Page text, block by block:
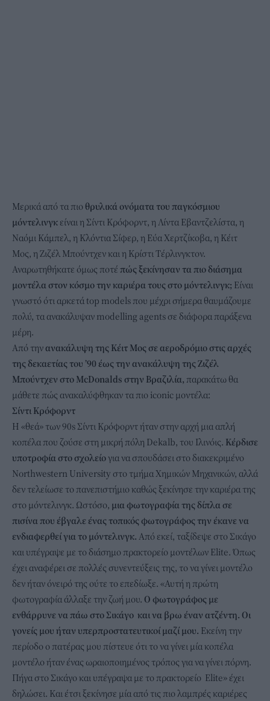
Μερικά από τα πιο θρυλικά ονόματα του παγκόσμιου
μόντελινγκ είναι η Σίντι Κρόφορντ, η Λίντα Εβαντζελίστα, η
Ναόμι Κάμπελ, η Κλόντια Σίφερ, η Εύα Χερτζίκοβα, η Κέιτ
Μος, η Ζιζέλ Μπούντχεν και η Κρίστι Τέρλινγκτον.
Αναρωτηθήκατε όμως ποτέ πώς ξεκίνησαν τα πιο διάσημα
μοντέλα στον κόσμο την καριέρα τους στο μόντελινγκ; Είναι
γνωστό ότι αρκετά top models που μέχρι σήμερα θαυμάζουμε
πολύ, τα ανακάλυψαν modelling agents σε διάφορα παράξενα
μέρη.
Από τηνανακάλυψη της Κέιτ Μος σε αεροδρόμιο στις αρχές
της δεκαετίας του ’90 έως την ανακάλυψη της Ζιζέλ
Μπούντχεν στο McDonalds στην Βραζιλία, παρακάτω θα
μάθετε πώς ανακαλύφθηκαν τα πιο iconic μοντέλα:
Σίντι Κρόφορντ
Η «θεά» των 90s Σίντι Κρόφορντ ήταν στην αρχή μια απλή
κοπέλα που ζούσε στη μικρή πόλη Dekalb, του Ιλινόις. Κέρδισε
υποτροφία στο σχολείογια να σπουδάσει στο διακεκριμένο
Northwestern University στο τμήμα Χημικών Μηχανικών, αλλά
δεν τελείωσε το πανεπιστήμιο καθώς ξεκίνησε την καριέρα της
στο μόντελινγκ. Ωστόσο, μια φωτογραφία της δίπλα σε
πισίνα που έβγαλε ένας τοπικός φωτογράφος την έκανε να
ενδιαφερθεί για το μόντελινγκ. Από εκεί, ταξίδεψε στο Σικάγο
και υπέγραψε με το διάσημο πρακτορείο μοντέλων Elite. Όπως
έχει αναφέρει σε πολλές συνεντεύξεις της, το να γίνει μοντέλο
δεν ήταν όνειρό της ούτε το επεδίωξε. «Αυτή η πρώτη
φωτογραφία άλλαξε την ζωή μου. Ο φωτογράφος με
ενθάρρυνε να πάω στο Σικάγο και να βρω έναν ατζέντη. Οι
γονείς μου ήταν υπερπροστατευτικοί μαζί μου. Εκείνη την
περίοδο ο πατέρας μου πίστευε ότι το να γίνει μία κοπέλα
μοντέλο ήταν ένας ωραιοποιημένος τρόπος για να γίνει πόρνη.
Πήγα στο Σικάγο και υπέγραψα με το πρακτορείο Elite» έχει
δηλώσει. Και έτσι ξεκίνησε μία από τις πιο λαμπρές καριέρες